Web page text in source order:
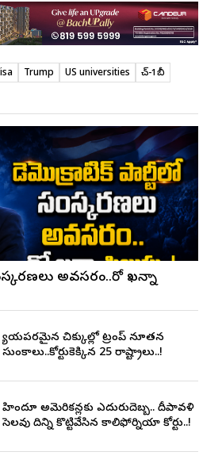
Trump US universities హెచ్-1బీ
అవసరం..రో ఖన్నా
న్యాయపరమైన చిక్కుల్లో ట్రంప్ నూతన
సుంకాలు..కోర్టుకెక్కిన 25 రాష్ట్రాలు..!
హిందూ అమెరికన్లకు ఎదురుదెబ్బ.. దీపావళి
సెలవు దినాన్ని కొట్టివేసిన కాలిఫోర్నియా కోర్టు..!